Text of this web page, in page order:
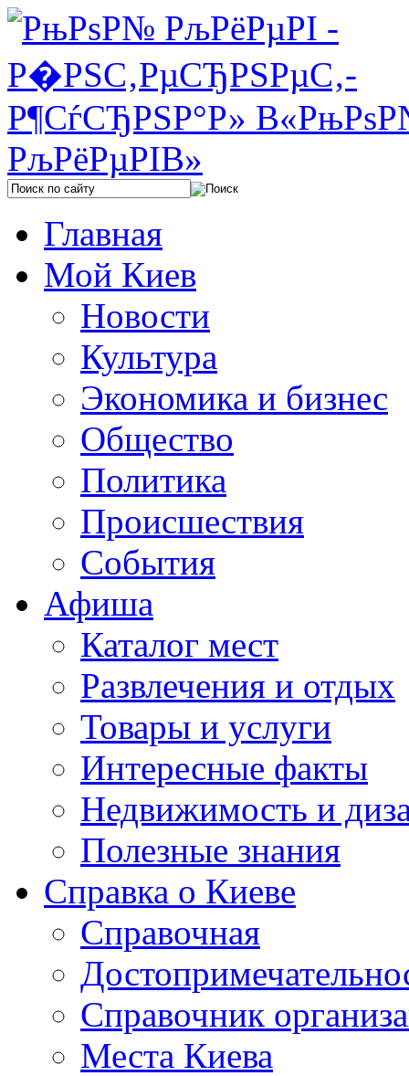
Главная
Мой Киев
Новости
Культура
Экономика и бизнес
Общество
Политика
Происшествия
События
Афиша
Каталог мест
Развлечения и отдых
Товары и услуги
Интересные факты
Недвижимость и
Полезные знания
Справка о Киеве
Справочная
Справочник
Места Киева